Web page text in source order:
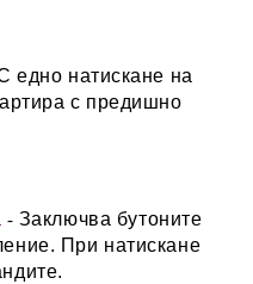
едно натискане на
с предишно
- Заключва бутоните
При натискане